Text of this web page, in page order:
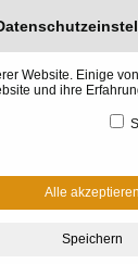
»Gartenmöbel»
Website. Einige
und ihre
Alle akzeptieren